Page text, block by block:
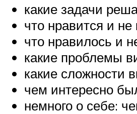
какие задачи
что нравится и
что нравилось и
какие проблемы
какие сложности
чем интересно
немного о себе: